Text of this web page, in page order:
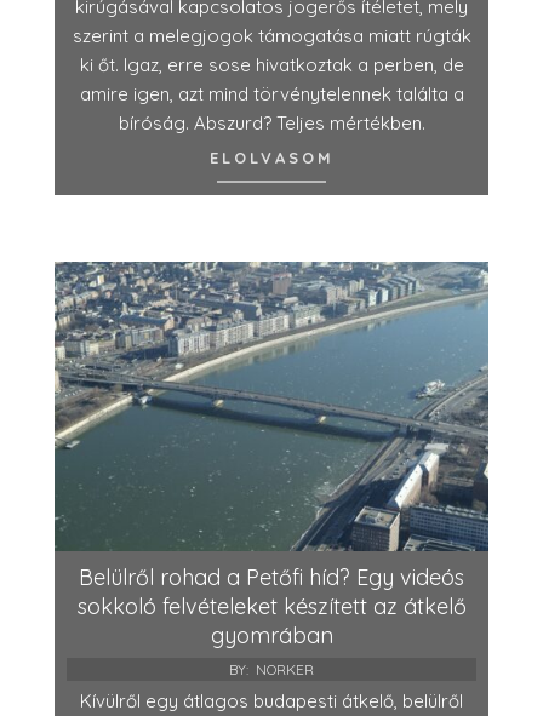
kirúgásával kapcsolatos jogerős ítéletet, mely
szerint a melegjogok támogatása miatt rúgták
ki őt. Igaz, erre sose hivatkoztak a perben, de
amire igen, azt mind törvénytelennek találta a
bíróság. Abszurd? Teljes mértékben.
ELOLVASOM
Belülről rohad a Petőfi híd? Egy videós
sokkoló felvételeket készített az átkelő
gyomrában
BY: NORKER
Kívülről egy átlagos budapesti átkelő, belülről